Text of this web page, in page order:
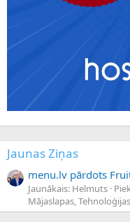
Jaunas Ziņas
menu.lv pārdots
Jaunākais: Helmuts
Mājaslapas,